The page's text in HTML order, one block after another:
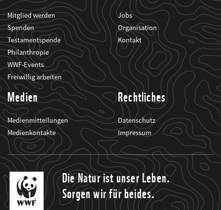
Mitglied werden
Spenden
Testamentspende
Philanthropie
WWF-Events
Freiwillig arbeiten
Jobs
Organisation
Kontakt
Medien
Medienmitteilungen
Medienkontakte
Rechtliches
Datenschutz
Impressum
Die Natur ist unser Leben.
Sorgen wir für beides.